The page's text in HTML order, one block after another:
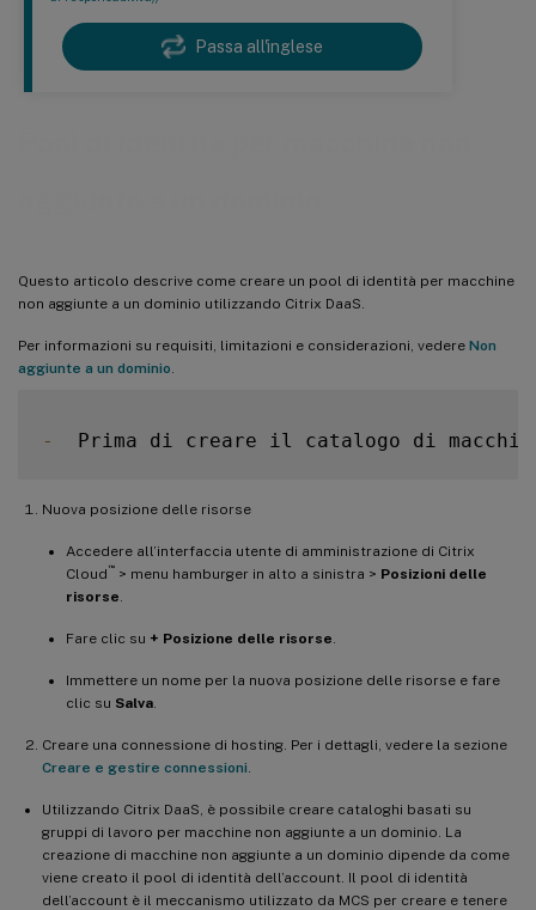
Passa all'inglese
Questo articolo descrive come creare un pool di identità per macchine
non aggiunte a un dominio utilizzando Citrix DaaS.
Per informazioni su requisiti, limitazioni e considerazioni, vedere Non
aggiunte a un dominio
-
Prima di creare il catalogo di
Nuova posizione delle risorse
Accedere all’interfaccia utente di amministrazione di Citrix
Cloud ™ > menu hamburger in alto a sinistra > Posizioni delle
risorse
Fare clic su + Posizione delle risorse
Immettere un nome per la nuova posizione delle risorse e fare
clic su Salva
Creare una connessione di hosting. Per i dettagli, vedere la sezione
Creare e gestire connessioni
Utilizzando Citrix DaaS, è possibile creare cataloghi basati su
gruppi di lavoro per macchine non aggiunte a un dominio. La
creazione di macchine non aggiunte a un dominio dipende da come
viene creato il pool di identità dell’account. Il pool di identità
dell’account è il meccanismo utilizzato da MCS per creare e tenere